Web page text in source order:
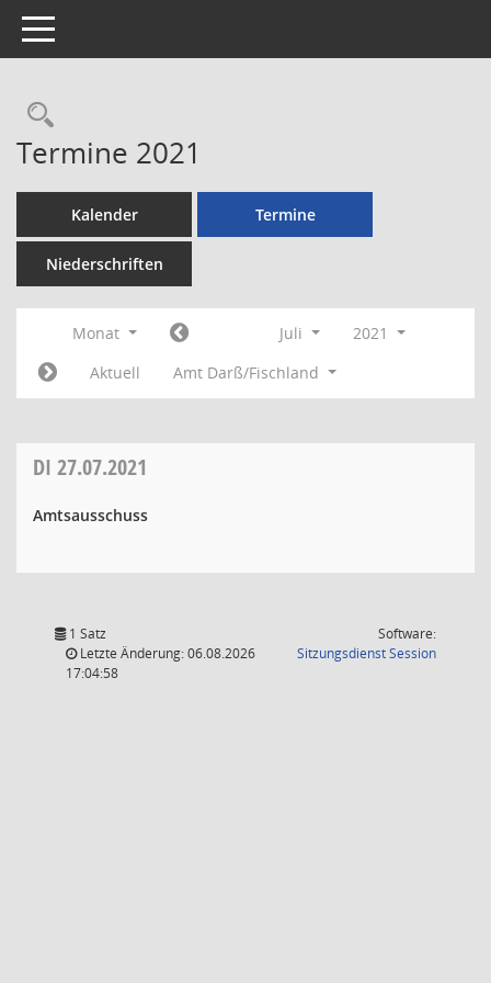
Toggle navigation
Rechercheauswahl
Termine 2021
Kalender Termine
Niederschriften
Monat Juli
2021
Aktuell
Amt Darß/Fischland
DI 27.07.2021
Amtsausschuss
1 Satz
Letzte Änderung: 06.08.2026
17:04:58
Software:
SitzungsdienstSession(Wird in